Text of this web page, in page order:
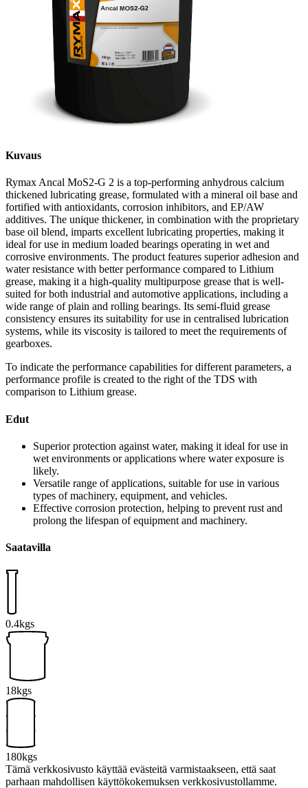
Kuvaus
Rymax Ancal MoS2-G 2 is a top-performing anhydrous calcium
thickened lubricating grease, formulated with a mineral oil base and
fortified with antioxidants, corrosion inhibitors, and EP/AW
additives. The unique thickener, in combination with the proprietary
base oil blend, imparts excellent lubricating properties, making it
ideal for use in medium loaded bearings operating in wet and
corrosive environments. The product features superior adhesion and
water resistance with better performance compared to Lithium
grease, making it a high-quality multipurpose grease that is well-
suited for both industrial and automotive applications, including a
wide range of plain and rolling bearings. Its semi-fluid grease
consistency ensures its suitability for use in centralised lubrication
systems, while its viscosity is tailored to meet the requirements of
gearboxes.
To indicate the performance capabilities for different parameters, a
performance profile is created to the right of the TDS with
comparison to Lithium grease.
Edut
Superior protection against water, making it ideal for use in
wet environments or applications where water exposure is
likely.
Versatile range of applications, suitable for use in various
types of machinery, equipment, and vehicles.
Effective corrosion protection, helping to prevent rust and
prolong the lifespan of equipment and machinery.
Saatavilla
0.4kgs
18kgs
180kgs
Tämä verkkosivusto käyttää evästeitä varmistaakseen, että saat
parhaan mahdollisen käyttökokemuksen verkkosivustollamme.